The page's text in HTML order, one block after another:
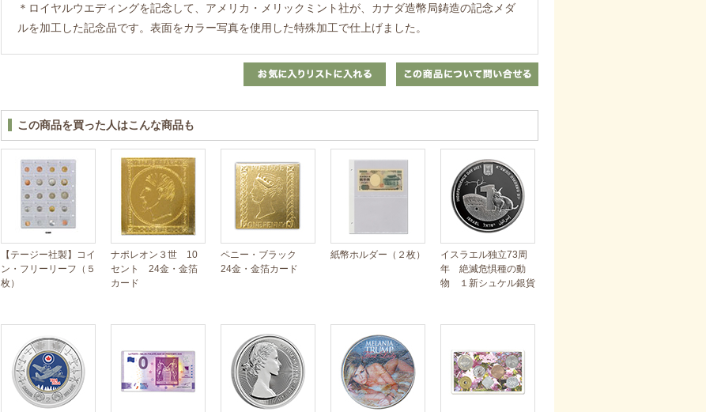
＊ロイヤルウエディングを記念して、アメリカ・メリックミント社が、カナダ造幣局鋳造の記念メダ
ルを加工した記念品です。表面をカラー写真を使用した特殊加工で仕上げました。
この商品を買った人はこんな商品も
【テージー社製】コイ
ン・フリーリーフ（５
枚）
ナポレオン３世 10
セント 24金・金箔
カード
ペニー・ブラック
24金・金箔カード
紙幣ホルダー（２枚）
イスラエル独立73周
年 絶滅危惧種の動
物 １新シュケル銀貨